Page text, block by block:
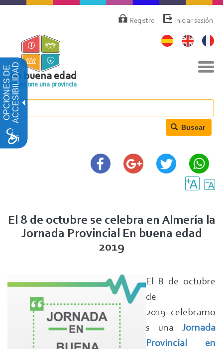
OPCIONES DEACCESIBILIDAD
Pasar
contenido
principal
deRegistro Iniciar sesión
en buena edad
Seleccione una provincia
Buscar
El 8 de octubre se celebra en Almería la
Jornada Provincial En buena edad
2019
El 8 de octubre
de
2019 celebramo
s una Jornada
Provincial en